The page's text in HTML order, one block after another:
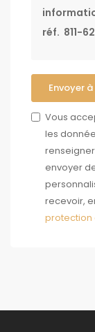
Envoyer
Vous
les
envoyer
recevoir,
protection